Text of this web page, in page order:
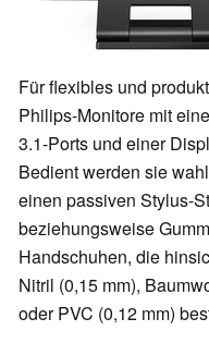
Für flexibles und
Philips-Monitore mit
3.1-Ports und einer
Bedient werden sie
einen passiven Stylus-
beziehungsweise
Handschuhen, die
Nitril (0,15 mm),
oder PVC (0,12 mm)